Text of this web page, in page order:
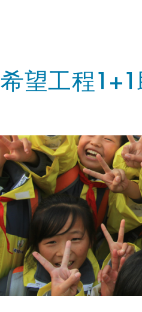
希望工程